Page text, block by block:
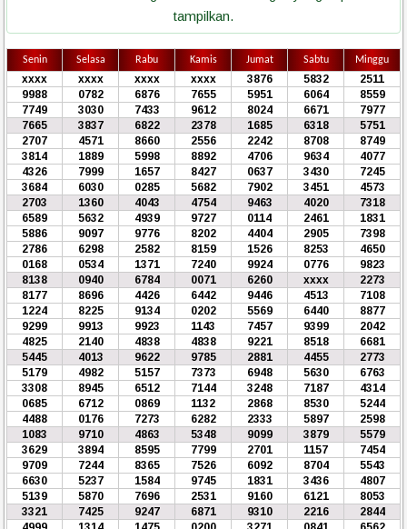
tampilkan.
Senin Selasa Rabu Kamis Jumat Sabtu Minggu
xxxx xxxx xxxx xxxx 3876 5832
2511
9988
0782 6876 7655 5951 6064
8559
7749
3030 7433 9612 8024 6671
7977
7665
3837 6822 2378 1685 6318
5751
2707
4571 8660 2556 2242 8708
8749
3814
1889 5998 8892 4706 9634
4077
4326
7999 1657 8427 0637 3430
7245
3684
6030 0285 5682 7902 3451
4573
2703
1360 4043 4754 9463 4020
7318
6589
5632 4939 9727 0114 2461
1831
5886
9097 9776 8202 4404 2905
7398
2786
6298 2582 8159 1526 8253
4650
0168
0534 1371 7240 9924 0776
9823
8138
0940 6784 0071 6260 xxxx
2273
8177
8696 4426 6442 9446 4513
7108
1224
8225 9134 0202 5569 6440
8877
9299
9913 9923 1143 7457 9399
2042
4825
2140 4838 4838 9221 8518
6681
5445
4013 9622 9785 2881 4455
2773
5179
4982 5157 7373 6948 5630
6763
3308
8945 6512 7144 3248 7187
4314
0685
6712 0869 1132 2868 8530
5244
4488
0176 7273 6282 2333 5897
2598
1083
9710 4863 5348 9099 3879
5579
3629
3894 8595 7799 2701 1157
7454
9709
7244 8365 7526 6092 8704
5543
6630
5237 1584 9745 1831 3436
4807
5139
5870 7696 2531 9160 6121
8053
3321
7425 9247 6871 9310 2216
2844